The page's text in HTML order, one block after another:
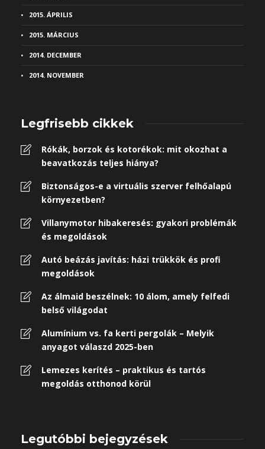
2015. ÁPRILIS
2015. MÁRCIUS
2014. DECEMBER
2014. NOVEMBER
Legfrisebb cikkek
Rókák, borzok és kotorékok: mit okozhat a
beavatkozás teljes hiánya?
Biztonságos-e a virtuális szerver felhőalapú
környezetben?
Villanymotor hibakeresés: gyakori problémák
és megoldások
Autó beázás javítás: házi trükkök és profi
megoldások
Az álmaid beszélnek: 10 álom, amely felfedi
belső világodat
Alumínium vs. fa kerti pergolák – Melyik
anyagot válaszd 2025-ben
Lemezes kerítés – praktikus és tartós
megoldás otthonod körül
Legutóbbi bejegyzések